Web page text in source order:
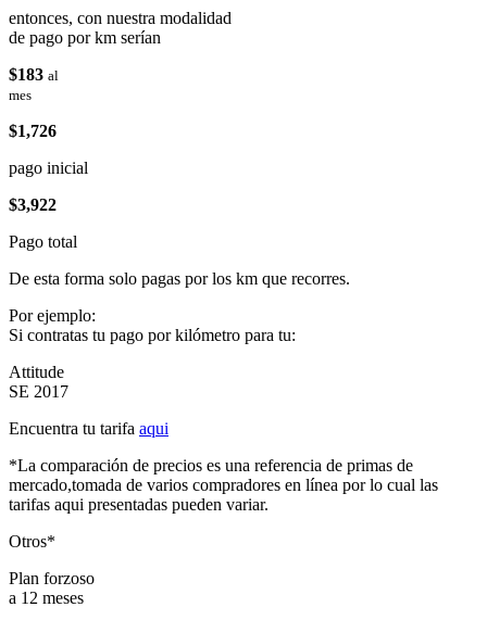
entonces, con nuestra modalidad
de pago por km serían
$183 al
mes
$1,726
pago inicial
$3,922
Pago total
De esta forma solo pagas por los km que recorres.
Por ejemplo:
Si contratas tu pago por kilómetro para tu:
Attitude
SE 2017
Encuentra tu tarifa aqui
*La comparación de precios es una referencia de primas de
mercado,tomada de varios compradores en línea por lo cual las
tarifas aqui presentadas pueden variar.
Otros*
Plan forzoso
a 12 meses